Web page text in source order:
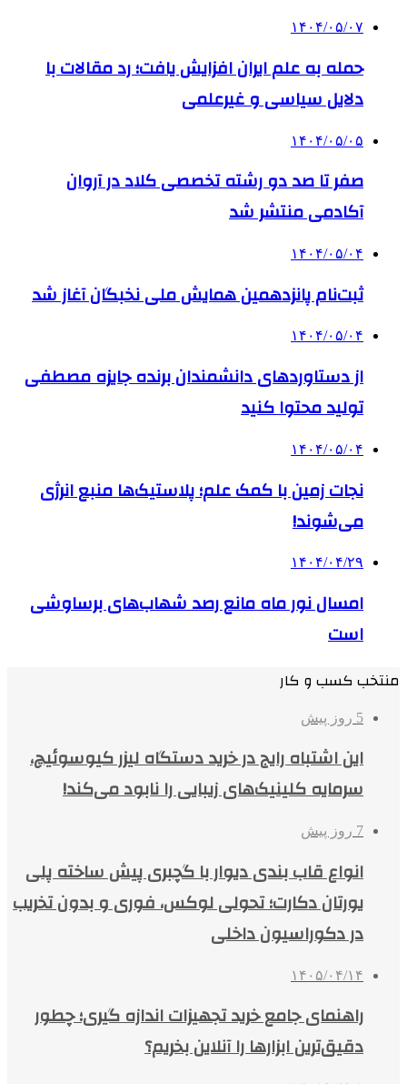
۱۴۰۴/۰۵/۰۷
حمله به علم ایران افزایش یافت؛ رد مقالات با
دلایل سیاسی و غیرعلمی
۱۴۰۴/۰۵/۰۵
صفر تا صد دو رشته‌ تخصصی کلاد در آروان
آکادمی منتشر شد
۱۴۰۴/۰۵/۰۴
ثبت‌نام پانزدهمین همایش ملی نخبگان آغاز شد
۱۴۰۴/۰۵/۰۴
از دستاوردهای دانشمندان برنده جایزه مصطفی
تولید محتوا کنید
۱۴۰۴/۰۵/۰۴
نجات زمین با کمک علم؛ پلاستیک‌ها منبع انرژی
می‌شوند!
۱۴۰۴/۰۴/۲۹
امسال نور ماه مانع رصد شهاب‌های برساوشی
است
منتخب کسب و کار
5 روز پیش
این اشتباه رایج در خرید دستگاه لیزر کیوسوئیچ،
سرمایه کلینیک‌های زیبایی را نابود می‌کند!
7 روز پیش
انواع قاب بندی دیوار با گچبری پیش ساخته پلی
یورتان دکارت؛ تحولی لوکس، فوری و بدون تخریب
در دکوراسیون داخلی
۱۴۰۵/۰۴/۱۴
راهنمای جامع خرید تجهیزات اندازه گیری؛ چطور
دقیق‌ترین ابزارها را آنلاین بخریم؟